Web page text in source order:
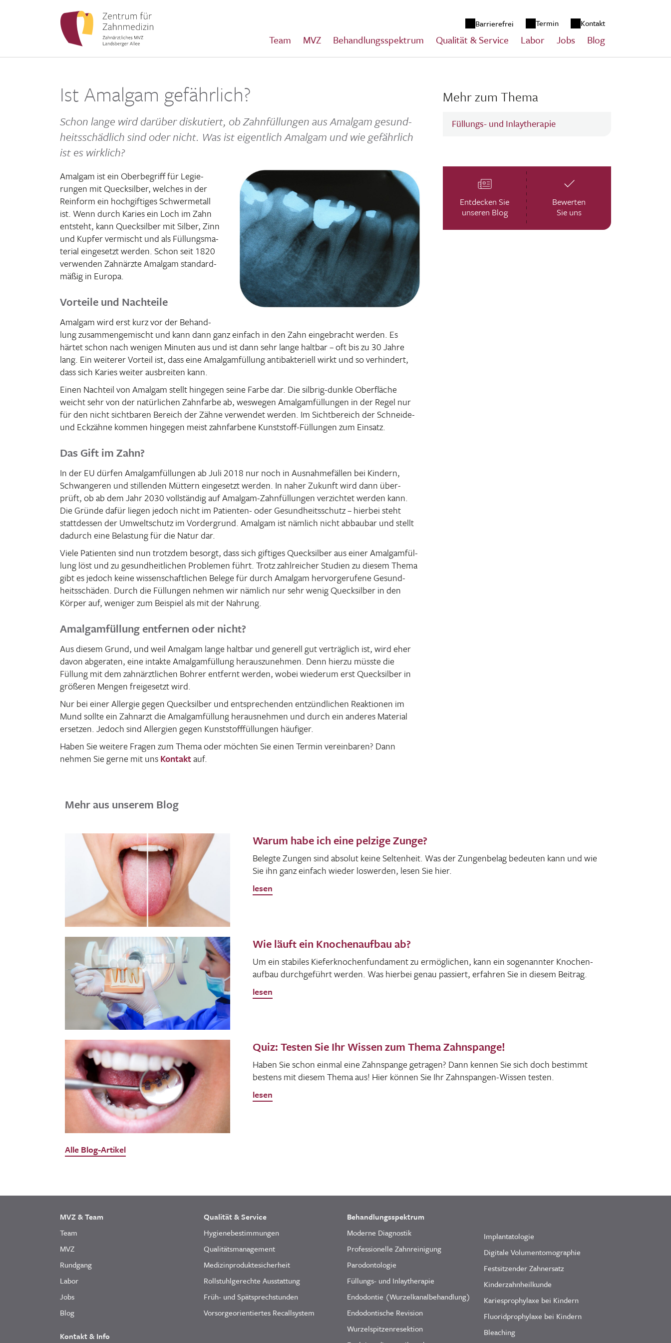
zum Inhalt springen
Barrierefrei Termin Kontakt
Team MVZ Behandlungsspektrum Qualität & Service Labor Jobs Blog
Ist Amalgam gefährlich?
Schon lange wird darüber disku­tiert, ob Zahn­fül­lungen aus Amalgam gesund­
heits­schäd­lich sind oder nicht. Was ist eigent­lich Amalgam und wie gefähr­lich
ist es wirklich?
Amalgam ist ein Ober­be­griff für Legie­
rungen mit Queck­silber, welches in der
Rein­form ein hoch­gif­tiges Schwer­me­tall
ist. Wenn durch Karies ein Loch im Zahn
entsteht, kann Queck­silber mit Silber, Zinn
und Kupfer vermischt und als Füllungs­ma­
te­rial einge­setzt werden. Schon seit 1820
verwenden Zahn­ärzte Amalgam stan­dard­
mäßig in Europa.
Vorteile und Nachteile
Amalgam wird erst kurz vor der Behand­
lung zusam­men­ge­mischt und kann dann ganz einfach in den Zahn einge­bracht werden. Es
härtet schon nach wenigen Minuten aus und ist dann sehr lange haltbar – oft bis zu 30 Jahre
lang. Ein weiterer Vorteil ist, dass eine Amal­gam­fül­lung anti­bak­te­riell wirkt und so verhin­dert,
dass sich Karies weiter ausbreiten kann.
Einen Nach­teil von Amalgam stellt hingegen seine Farbe dar. Die silbrig-dunkle Ober­fläche
weicht sehr von der natür­li­chen Zahn­farbe ab, weswegen Amal­gam­fül­lungen in der Regel nur
für den nicht sicht­baren Bereich der Zähne verwendet werden. Im Sicht­be­reich der Schneide-
und Eckzähne kommen hingegen meist zahn­far­bene Kunst­stoff-Füllungen zum Einsatz.
Das Gift im Zahn?
In der EU dürfen Amal­gam­fül­lungen ab Juli 2018 nur noch in Ausnah­me­fällen bei Kindern,
Schwan­geren und stil­lenden Müttern einge­setzt werden. In naher Zukunft wird dann über­
prüft, ob ab dem Jahr 2030 voll­ständig auf Amalgam-Zahn­fül­lungen verzichtet werden kann.
Die Gründe dafür liegen jedoch nicht im Pati­enten- oder Gesund­heits­schutz – hierbei steht
statt­dessen der Umwelt­schutz im Vorder­grund. Amalgam ist nämlich nicht abbaubar und stellt
dadurch eine Belas­tung für die Natur dar.
Viele Pati­enten sind nun trotzdem besorgt, dass sich giftiges Queck­silber aus einer Amal­gam­fül­
lung löst und zu gesund­heit­li­chen Problemen führt. Trotz zahl­rei­cher Studien zu diesem Thema
gibt es jedoch keine wissen­schaft­li­chen Belege für durch Amalgam hervor­ge­ru­fene Gesund­
heits­schäden. Durch die Füllungen nehmen wir nämlich nur sehr wenig Queck­silber in den
Körper auf, weniger zum Beispiel als mit der Nahrung.
Amalgamfüllung entfernen oder nicht?
Aus diesem Grund, und weil Amalgam lange haltbar und gene­rell gut verträg­lich ist, wird eher
davon abge­raten, eine intakte Amal­gam­fül­lung heraus­zu­nehmen. Denn hierzu müsste die
Füllung mit dem zahn­ärzt­li­chen Bohrer entfernt werden, wobei wiederum erst Queck­silber in
größeren Mengen frei­ge­setzt wird.
Nur bei einer Allergie gegen Queck­silber und entspre­chenden entzünd­li­chen Reak­tionen im
Mund sollte ein Zahn­arzt die Amal­gam­fül­lung heraus­nehmen und durch ein anderes Mate­rial
ersetzen. Jedoch sind Aller­gien gegen Kunst­stoff­fül­lungen häufiger.
Haben Sie weitere Fragen zum Thema oder möchten Sie einen Termin verein­baren? Dann
nehmen Sie gerne mit unsKontaktauf.
Mehr zum Thema
Füllungs- und Inlaytherapie
Entdecken Sie
unseren Blog
Bewerten
Sie uns
Mehr aus unserem Blog
Warum habe ich eine pelzige Zunge?
Belegte Zungen sind absolut keine Selten­heit. Was der Zungen­belag bedeuten kann und wie
Sie ihn ganz einfach wieder loswerden, lesen Sie hier.
lesen
Wie läuft ein Knochenaufbau ab?
Um ein stabiles Kiefer­kno­chen­fun­da­ment zu ermög­li­chen, kann ein soge­nannter Knochen­
aufbau durch­ge­führt werden. Was hierbei genau passiert, erfahren Sie in diesem Beitrag.
lesen
Quiz: Testen Sie Ihr Wissen zum Thema Zahnspange!
Haben Sie schon einmal eine Zahn­spange getragen? Dann kennen Sie sich doch bestimmt
bestens mit diesem Thema aus! Hier können Sie Ihr Zahn­spangen-Wissen testen.
lesen
Alle Blog-Artikel
MVZ & Team
Team
MVZ
Rundgang
Labor
Jobs
Blog
Kontakt & Info
Qualität & Service
Hygienebestimmungen
Qualitätsmanagement
Medizinproduktesicherheit
Rollstuhlgerechte Ausstattung
Früh- und Spätsprechstunden
Vorsorgeorientiertes Recallsystem
Behandlungsspektrum
Moderne Diagnostik
Professionelle Zahnreinigung
Parodontologie
Füllungs- und Inlaytherapie
Endodontie (Wurzelkanalbehandlung)
Endodontische Revision
Wurzelspitzenresektion
Implantatologie
Digitale Volumentomographie
Festsitzender Zahnersatz
Kinderzahnheilkunde
Kariesprophylaxe bei Kindern
Fluoridprophylaxe bei Kindern
Bleaching